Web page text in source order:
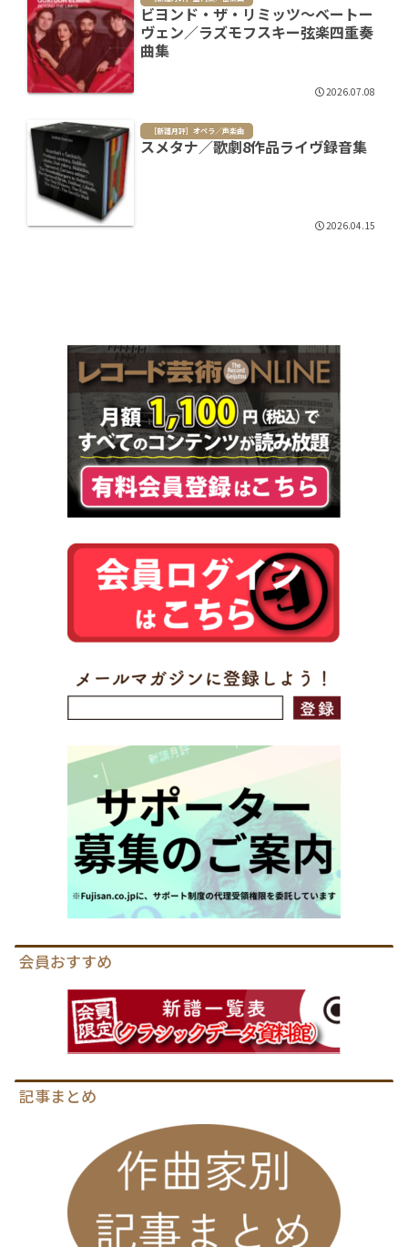
ビヨンド・ザ・リミッツ～ベートー
ヴェン／ラズモフスキー弦楽四重奏
曲集
2026.07.08
［新譜月評］オペラ／声楽曲
スメタナ／歌劇8作品ライヴ録音集
2026.04.15
会員おすすめ
記事まとめ